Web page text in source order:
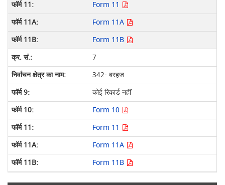
Form 11
Form 11A
Form 11B
7
342- बरहज
कोई रिकार्ड नहीं
Form 10
Form 11
Form 11A
Form 11B